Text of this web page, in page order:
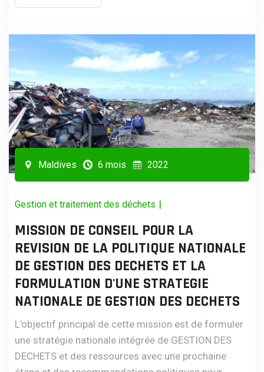
Maldives 6 mois 2022
Gestion et traitement des déchets |
MISSION DE CONSEIL POUR LA
REVISION DE LA POLITIQUE NATIONALE
DE GESTION DES DECHETS ET LA
FORMULATION D'UNE STRATEGIE
NATIONALE DE GESTION DES DECHETS
L'objectif principal de cette mission est de formuler
une stratégie nationale intégrée de GESTION DES
DECHETS et des ressources avec une prochaine